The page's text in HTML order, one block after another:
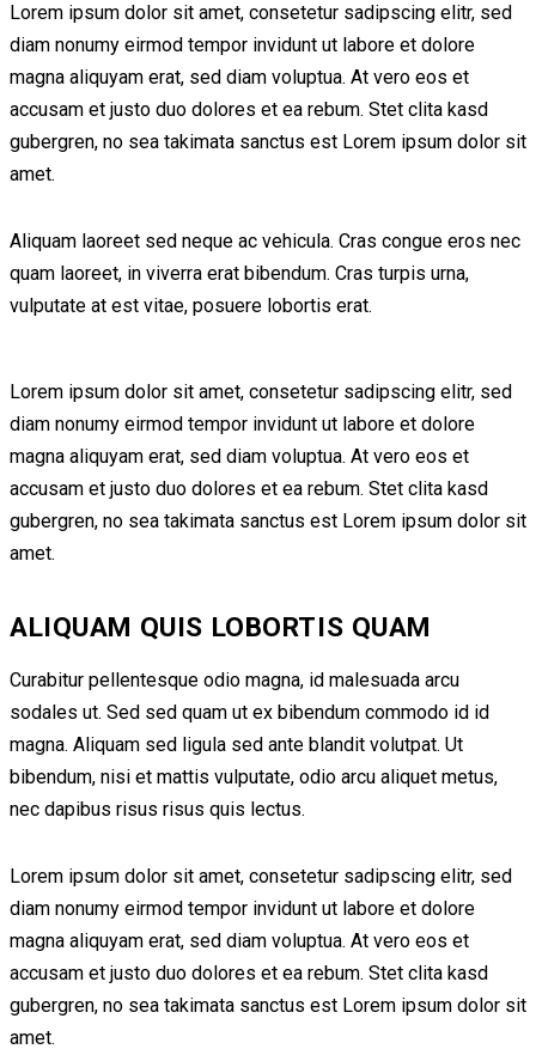
Lorem ipsum dolor sit amet, consetetur sadipscing elitr, sed
diam nonumy eirmod tempor invidunt ut labore et dolore
magna aliquyam erat, sed diam voluptua. At vero eos et
accusam et justo duo dolores et ea rebum. Stet clita kasd
gubergren, no sea takimata sanctus est Lorem ipsum dolor sit
amet.
Aliquam laoreet sed neque ac vehicula. Cras congue eros nec
quam laoreet, in viverra erat bibendum. Cras turpis urna,
vulputate at est vitae, posuere lobortis erat.
Lorem ipsum dolor sit amet, consetetur sadipscing elitr, sed
diam nonumy eirmod tempor invidunt ut labore et dolore
magna aliquyam erat, sed diam voluptua. At vero eos et
accusam et justo duo dolores et ea rebum. Stet clita kasd
gubergren, no sea takimata sanctus est Lorem ipsum dolor sit
amet.
ALIQUAM QUIS LOBORTIS QUAM
Curabitur pellentesque odio magna, id malesuada arcu
sodales ut. Sed sed quam ut ex bibendum commodo id id
magna. Aliquam sed ligula sed ante blandit volutpat. Ut
bibendum, nisi et mattis vulputate, odio arcu aliquet metus,
nec dapibus risus risus quis lectus.
Lorem ipsum dolor sit amet, consetetur sadipscing elitr, sed
diam nonumy eirmod tempor invidunt ut labore et dolore
magna aliquyam erat, sed diam voluptua. At vero eos et
accusam et justo duo dolores et ea rebum. Stet clita kasd
gubergren, no sea takimata sanctus est Lorem ipsum dolor sit
amet.